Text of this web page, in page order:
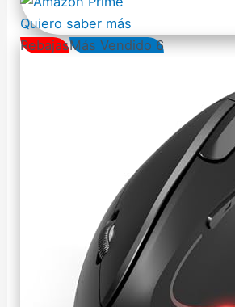
Quiero saber más
RebajasMás Vendido 6